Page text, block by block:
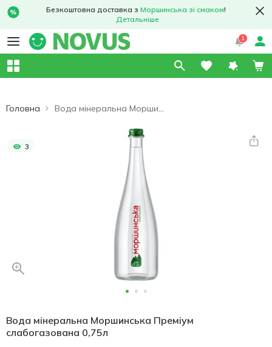
Безкоштовна доставка з Моршинська зі смаком!
Детальніше
1
Головна Вода мінеральна Моршинська Преміум слабогазована 0,75л
3
Вода мінеральна Моршинська Преміум
слабогазована 0,75л